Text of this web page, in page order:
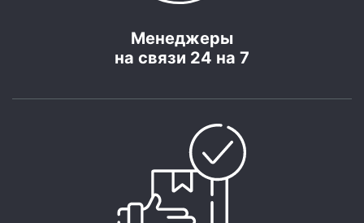
Менеджеры
на связи 24 на 7